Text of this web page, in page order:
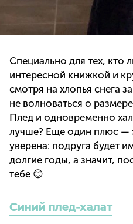
Специально для тех, кто
интересной книжкой и
смотря на хлопья снега
не волноваться о
Плед и одновременно
лучше? Еще один плюс —
уверена: подруга будет
долгие годы, а значит,
тебе 😊
Синий плед-халат